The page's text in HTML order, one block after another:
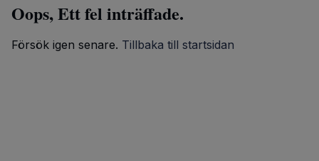
Oops, Ett fel inträffade.
Försök igen senare. Tillbaka till startsidan